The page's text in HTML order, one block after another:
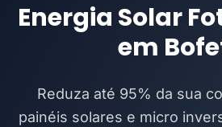
Energia Solar
em
Reduza até 95% da sua
painéis solares e micro